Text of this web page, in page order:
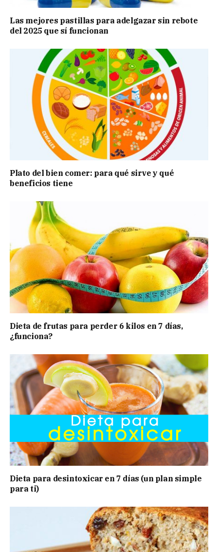
Las mejores pastillas para adelgazar sin rebote
del 2025 que sí funcionan
Plato del bien comer: para qué sirve y qué
beneficios tiene
Dieta de frutas para perder 6 kilos en 7 días,
¿funciona?
Dieta para desintoxicar en 7 días (un plan simple
para ti)